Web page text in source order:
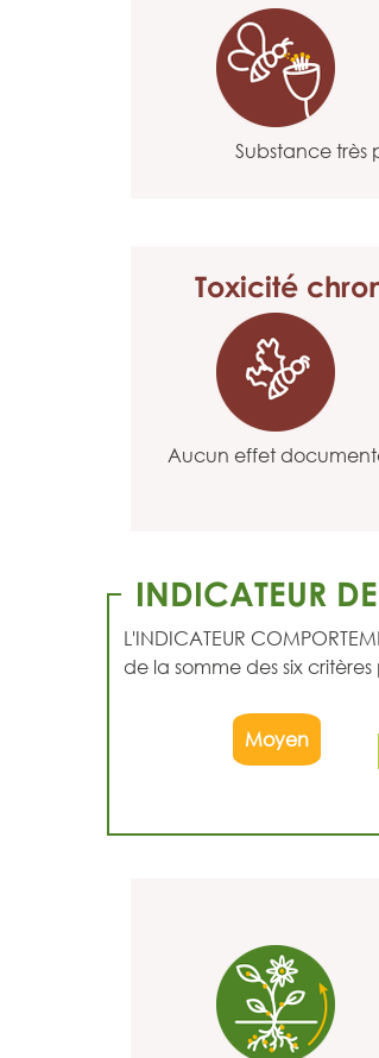
Substance très
Toxicité
Aucun effet
INDICATEUR
L'INDICATEUR
de la somme des six
Moyen